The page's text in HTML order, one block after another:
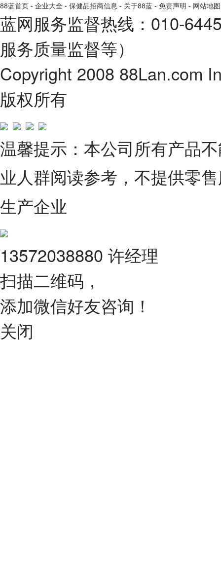
88蓝首页 - 企业大全 - 保健品招商信息 - 关于88蓝 - 免责声明 - 网站地图
蓝网服务监督热线：010-
服务质量监督等）
Copyright 2008 88Lan.com
版权所有
温馨提示：本公司所有产品
业人群阅读参考，不提供零
生产企业
13572038880 许经理
扫描二维码，
添加微信好友咨询！
关闭